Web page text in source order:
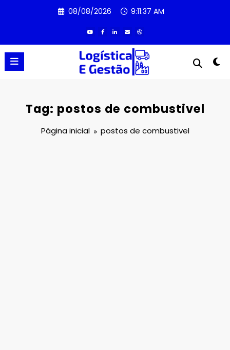
08/08/2026 9:11:37 AM
Tag: postos de combustivel
Página inicial postos de combustivel